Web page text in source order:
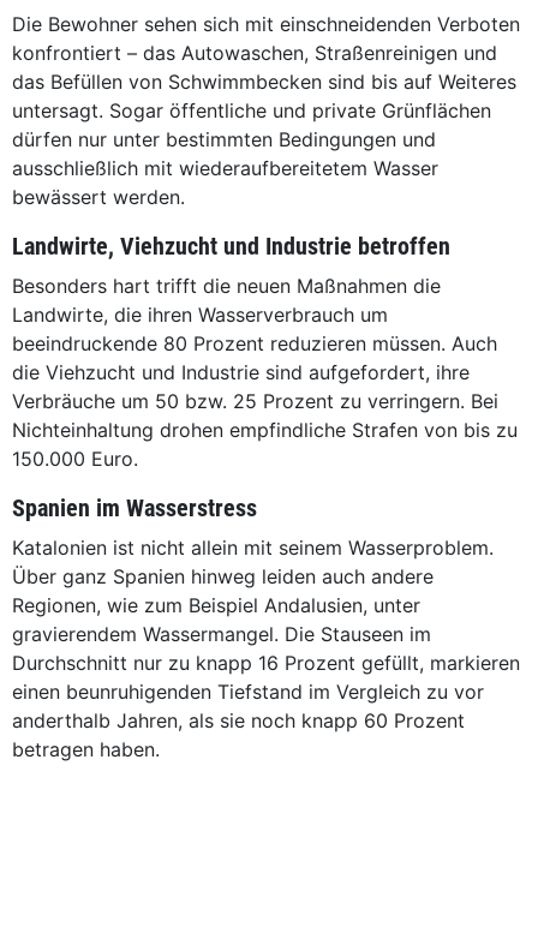
Die Bewohner sehen sich mit einschneidenden Verboten
konfrontiert – das Autowaschen, Straßenreinigen und
das Befüllen von Schwimmbecken sind bis auf Weiteres
untersagt. Sogar öffentliche und private Grünflächen
dürfen nur unter bestimmten Bedingungen und
ausschließlich mit wiederaufbereitetem Wasser
bewässert werden.
Landwirte, Viehzucht und Industrie betroffen
Besonders hart trifft die neuen Maßnahmen die
Landwirte, die ihren Wasserverbrauch um
beeindruckende 80 Prozent reduzieren müssen. Auch
die Viehzucht und Industrie sind aufgefordert, ihre
Verbräuche um 50 bzw. 25 Prozent zu verringern. Bei
Nichteinhaltung drohen empfindliche Strafen von bis zu
150.000 Euro.
Spanien im Wasserstress
Katalonien ist nicht allein mit seinem Wasserproblem.
Über ganz Spanien hinweg leiden auch andere
Regionen, wie zum Beispiel Andalusien, unter
gravierendem Wassermangel. Die Stauseen im
Durchschnitt nur zu knapp 16 Prozent gefüllt, markieren
einen beunruhigenden Tiefstand im Vergleich zu vor
anderthalb Jahren, als sie noch knapp 60 Prozent
betragen haben.